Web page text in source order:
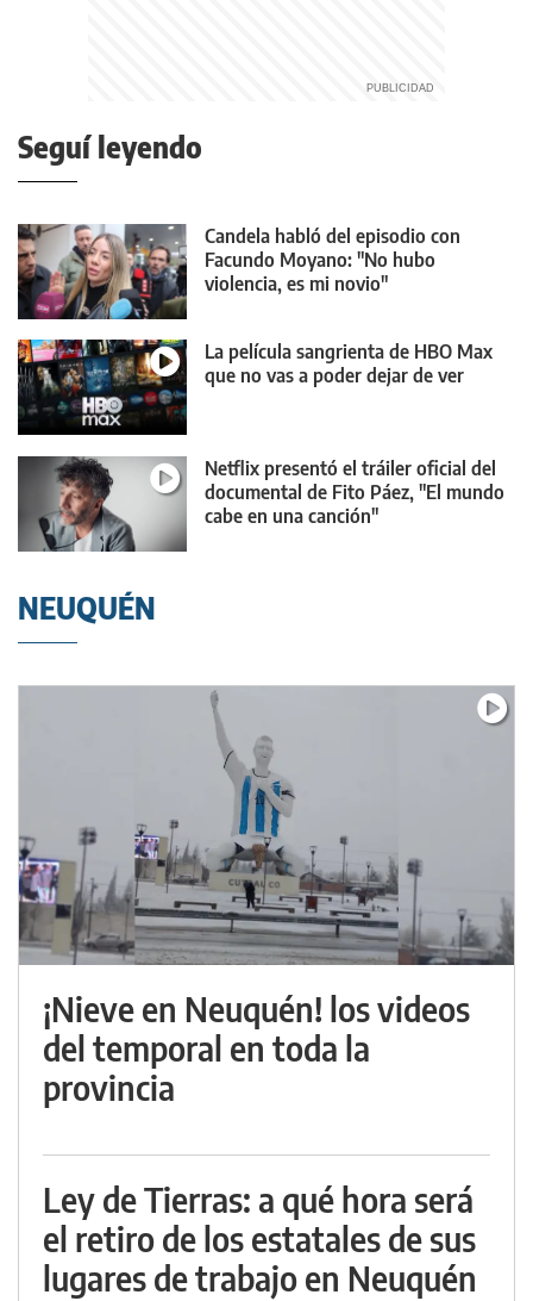
Seguí leyendo
Candela habló del episodio con
Facundo Moyano: "No hubo
violencia, es mi novio"
La película sangrienta de HBO Max
que no vas a poder dejar de ver
Netflix presentó el tráiler oficial del
documental de Fito Páez, "El mundo
cabe en una canción"
NEUQUÉN
¡Nieve en Neuquén! los videos
del temporal en toda la
provincia
Ley de Tierras: a qué hora será
el retiro de los estatales de sus
lugares de trabajo en Neuquén